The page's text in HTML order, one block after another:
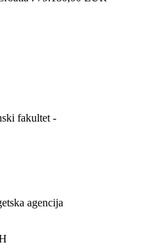
fakultet -
agencija